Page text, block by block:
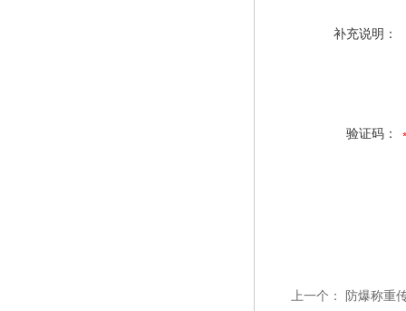
补充说明：
验证码：
上一个：
防爆称重